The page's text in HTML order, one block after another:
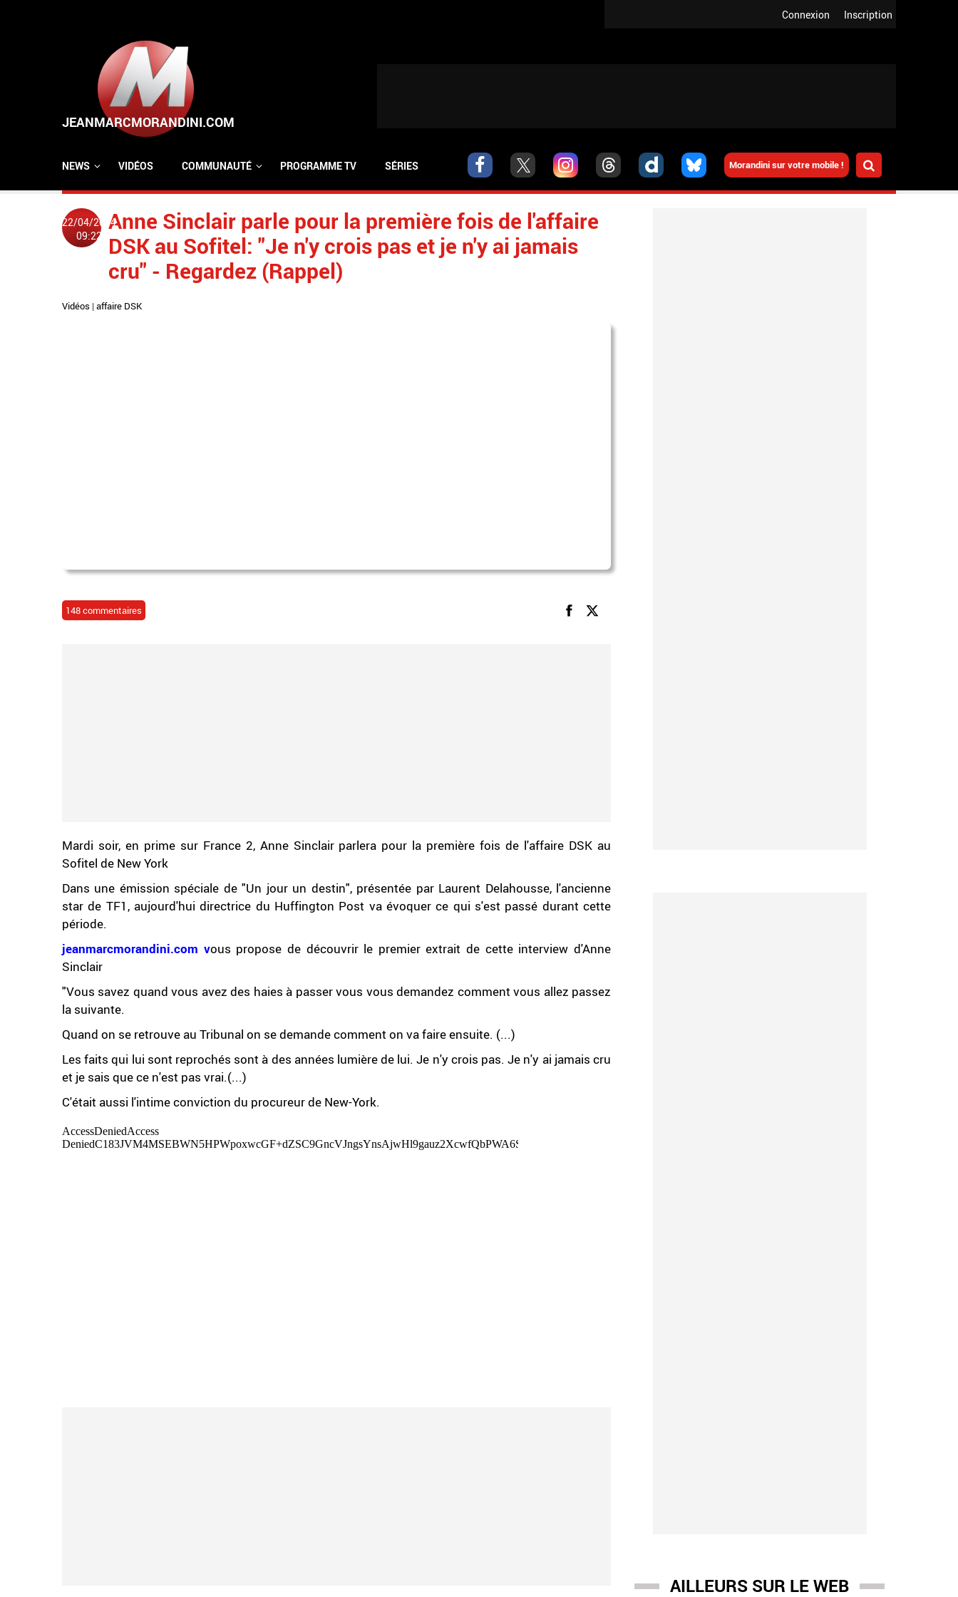
Inscription
Connexion
Morandini sur votre mobile !
NEWS VIDÉOS COMMUNAUTÉ PROGRAMME TV SÉRIES
22/04/2014
09:22
Anne Sinclair parle pour la première fois de l'affaire
DSK au Sofitel: "Je n'y crois pas et je n'y ai jamais
cru" - Regardez (Rappel)
Vidéos | affaire DSK
148 commentaires
Mardi soir, en prime sur France 2, Anne Sinclair parlera pour la première fois de l'affaire DSK au
Sofitel de New York
Dans une émission spéciale de "Un jour un destin", présentée par Laurent Delahousse, l'ancienne
star de TF1, aujourd'hui directrice du Huffington Post va évoquer ce qui s'est passé durant cette
période.
jeanmarcmorandini.com vous propose de découvrir le premier extrait de cette interview d'Anne
Sinclair
"Vous savez quand vous avez des haies à passer vous vous demandez comment vous allez passez
la suivante.
Quand on se retrouve au Tribunal on se demande comment on va faire ensuite. (...)
Les faits qui lui sont reprochés sont à des années lumière de lui. Je n'y crois pas. Je n'y ai jamais cru
et je sais que ce n'est pas vrai.(...)
C'était aussi l'intime conviction du procureur de New-York.
AILLEURS SUR LE WEB